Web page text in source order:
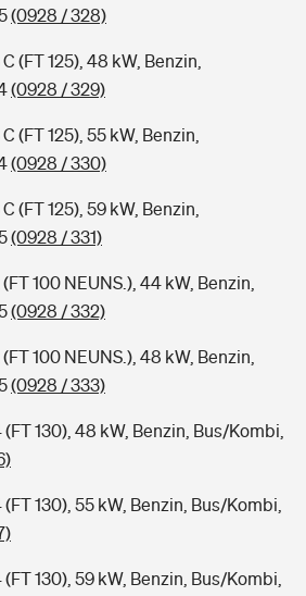
(0928 / 328)
(FT 125), 48 kW, Benzin,
(0928 / 329)
(FT 125), 55 kW, Benzin,
(0928 / 330)
(FT 125), 59 kW, Benzin,
(0928 / 331)
100 NEUNS.), 44 kW, Benzin,
(0928 / 332)
100 NEUNS.), 48 kW, Benzin,
(0928 / 333)
130), 48 kW, Benzin, Bus/Kombi,
130), 55 kW, Benzin, Bus/Kombi,
130), 59 kW, Benzin, Bus/Kombi,